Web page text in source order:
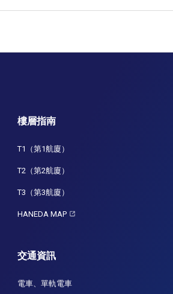
樓層指南
T1（第1航廈）
T2（第2航廈）
T3（第3航廈）
HANEDA MAP
交通資訊
電車、單軌電車